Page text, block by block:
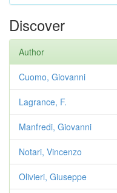
Discover
Author
Cuomo, Giovanni
Lagrance, F.
Manfredi, Giovanni
Notari, Vincenzo
Olivieri, Giuseppe